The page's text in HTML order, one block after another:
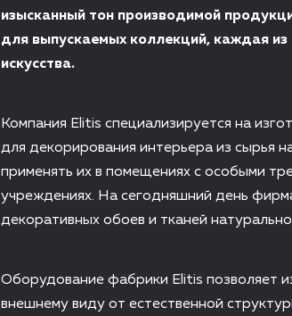
изысканный тон производимой
для выпускаемых коллекций, каждая из
искусства.
Компания Elitis специализируется на
для декорирования интерьера из сырья
применять их в помещениях с особыми
учреждениях. На сегодняшний день
декоративных обоев и тканей
Оборудование фабрики Elitis позволяет
внешнему виду от естественной